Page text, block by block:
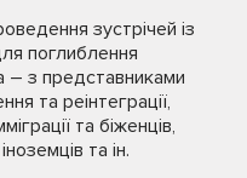
зустрічей із
поглиблення
– з представниками
та реінтеграції,
та біженців,
та ін.